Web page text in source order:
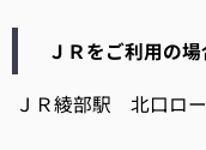
ＪＲをご利用の
ＪＲ綾部駅 北口ロ